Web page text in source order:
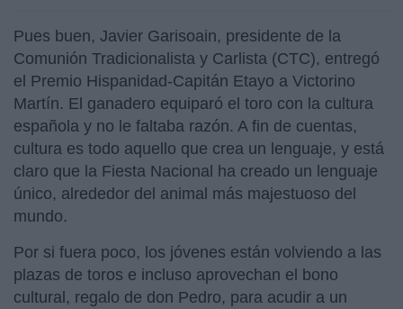
Pues buen, Javier Garisoain, presidente de la
Comunión Tradicionalista y Carlista (CTC), entregó
el Premio Hispanidad-Capitán Etayo a Victorino
Martín. El ganadero equiparó el toro con la cultura
española y no le faltaba razón. A fin de cuentas,
cultura es todo aquello que crea un lenguaje, y está
claro que la Fiesta Nacional ha creado un lenguaje
único, alrededor del animal más majestuoso del
mundo.
Por si fuera poco, los jóvenes están volviendo a las
plazas de toros e incluso aprovechan el bono
cultural, regalo de don Pedro, para acudir a un